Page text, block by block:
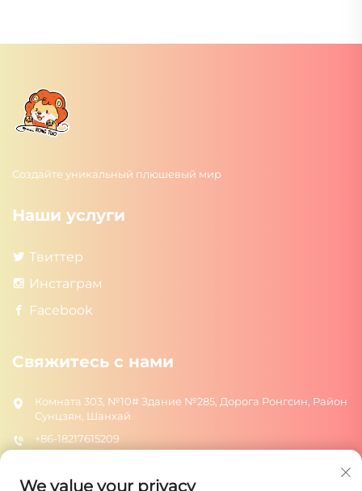
Создайте уникальный плюшевый мир
Наши услуги
Твиттер
Инстаграм
Facebook
Свяжитесь с нами
Комната 303, №10# Здание №285, Дорога Ронгсин, Район
Сунцзян, Шанхай
+86-18217615209
We value your privacy